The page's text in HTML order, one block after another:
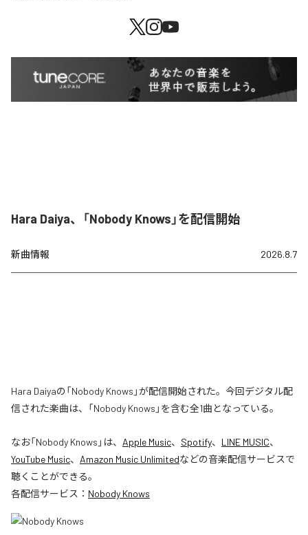
Hara Daiya、「Nobody Knows」を配信開始
新曲情報 2026.8.7
Hara Daiyaの「Nobody Knows」が配信開始された。今回デジタル配
信された楽曲は、「Nobody Knows」を含む全1曲となっている。
なお「Nobody Knows 」は、 Apple Music、 Spotify、 LINE MUSIC、
YouTube Music、 Amazon Music Unlimitedなどの音楽配信サービスで
聴くことができる。
各配信サービス： Nobody Knows